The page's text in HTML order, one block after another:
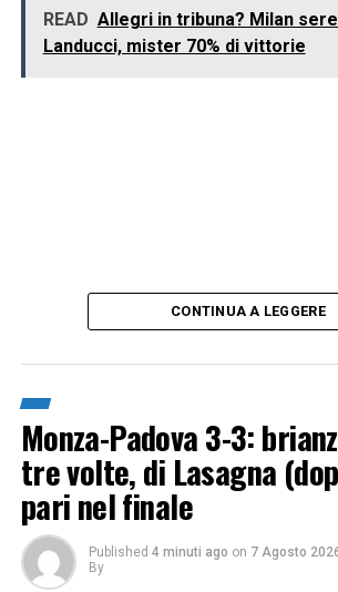
READ Allegri in tribuna? Milan
Landucci, mister 70% di vittorie
CONTINUA A LEGGERE
Monza-Padova 3-3:
tre volte, di Lasagna
pari nel finale
Published 4 minuti ago on 7 Agosto
By